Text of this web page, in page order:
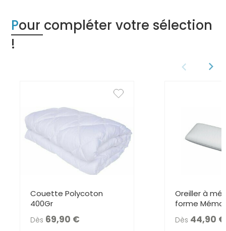
Pour compléter votre sélection
!
Couette Polycoton
400Gr
Dès 69,90
Oreiller à
forme
Dès 44,90